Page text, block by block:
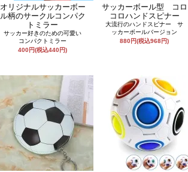
オリジナルサッカーボー
ル柄のサークルコンパク
トミラー
サッカー好きのための可愛い
コンパクトミラー
400円(税込440円)
サッカーボール型 コロ
コロハンドスピナー
大流行のハンドスピナー サ
ッカーボールバージョン
880円(税込968円)